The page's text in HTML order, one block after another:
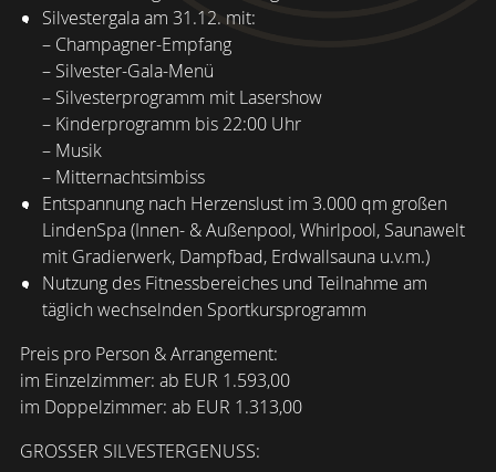
Silvestergala am 31.12. mit:
– Champagner-Empfang
– Silvester-Gala-Menü
– Silvesterprogramm mit Lasershow
– Kinderprogramm bis 22:00 Uhr
– Musik
– Mitternachtsimbiss
Entspannung nach Herzenslust im 3.000 qm großen
LindenSpa (Innen- & Außenpool, Whirlpool, Saunawelt
mit Gradierwerk, Dampfbad, Erdwallsauna u.v.m.)
Nutzung des Fitnessbereiches und Teilnahme am
täglich wechselnden Sportkursprogramm
Preis pro Person & Arrangement:
im Einzelzimmer: ab EUR 1.593,00
im Doppelzimmer: ab EUR 1.313,00
GROSSER SILVESTERGENUSS: